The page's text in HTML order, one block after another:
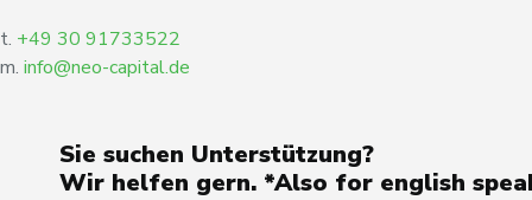
t. +49 30 91733522
m. info@neo-capital.de
Sie suchen Unterstützung?
Wir helfen gern. *Also for english